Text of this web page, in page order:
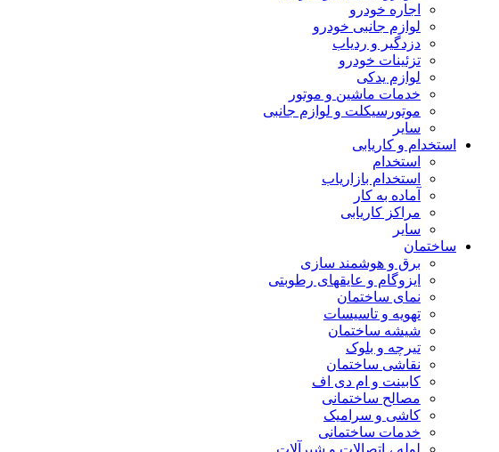
اجاره خودرو
لوازم جانبی خودرو
دزدگیر و ردیاب
تزئینات خودرو
لوازم یدکی
خدمات ماشین و موتور
موتورسیکلت و لوازم جانبی
سایر
استخدام و کاریابی
استخدام
استخدام بازاریاب
آماده به کار
مراکز کاریابی
سایر
ساختمان
برق و هوشمند سازی
ایزوگام و عایقهای رطوبتی
نمای ساختمان
تهویه و تاسیسات
شیشه ساختمان
تیرچه و بلوک
نقاشی ساختمان
کابینت و ام دی اف
مصالح ساختمانی
کاشی و سرامیک
خدمات ساختمانی